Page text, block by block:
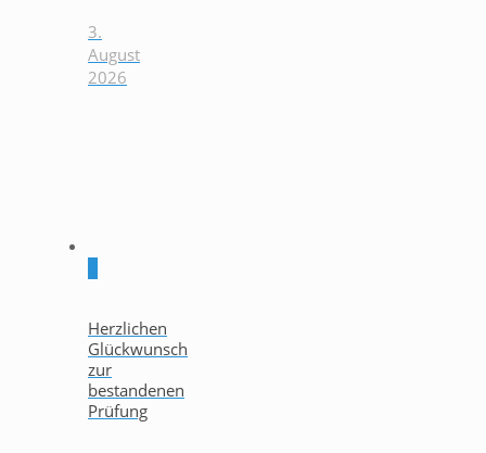
3.
August
2026
Herzlichen
Glückwunsch
zur
bestandenen
Prüfung